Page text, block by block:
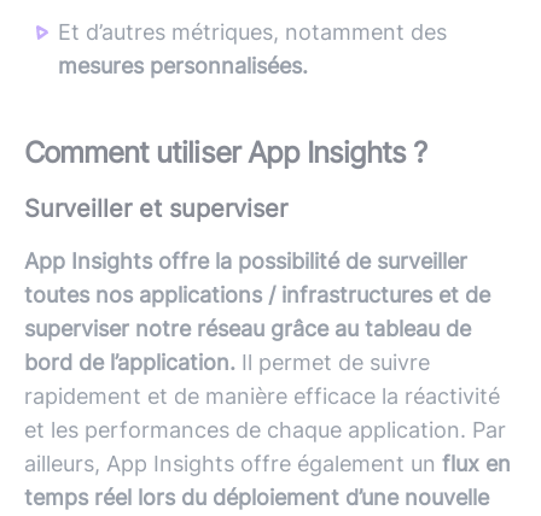
Et d’autres métriques, notamment des
mesures personnalisées.
Comment utiliser App Insights ?
Surveiller et superviser
App Insights offre la possibilité de surveiller
toutes nos applications / infrastructures et de
superviser notre réseau grâce au tableau de
bord de l’application. Il permet de suivre
rapidement et de manière efficace la réactivité
et les performances de chaque application. Par
ailleurs, App Insights offre également un flux en
temps réel lors du déploiement d’une nouvelle